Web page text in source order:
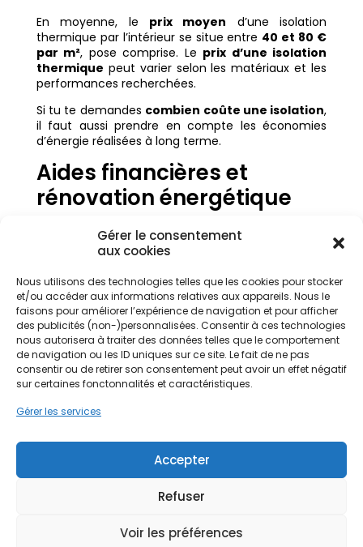
Gérer le consentement
aux cookies
Nous utilisons des technologies telles que les cookies pour stocker
et/ou accéder aux informations relatives aux appareils. Nous le
faisons pour améliorer l’expérience de navigation et pour afficher
des publicités (non-)personnalisées. Consentir à ces technologies
nous autorisera à traiter des données telles que le comportement
de navigation ou les ID uniques sur ce site. Le fait de ne pas
consentir ou de retirer son consentement peut avoir un effet négatif
sur certaines fonctonnalités et caractéristiques.
Gérer les services
Accepter
Refuser
Voir les préférences
En moyenne, le prix moyen d’une isolation
thermique par l’intérieur se situe entre 40 et 80 €
par m², pose comprise. Le prix d’une isolation
thermique peut varier selon les matériaux et les
performances recherchées.
Si tu te demandes combien coûte une isolation,
il faut aussi prendre en compte les économies
d’énergie réalisées à long terme.
Aides financières et
rénovation énergétique
Bonne nouvelle : il est possible de
aides financièrespour les travaux d’isolation
thermique. Dans le cadre de la rénovation
réduire le prix de l’isolation :
aides financières nationales,
primes énergie,
dispositifs liés à la performance thermique.
conditions de ressources et de performance. Les
par des professionnels qualifiés pour être éligibles.
Une solution efficace pour
améliorer le confort
thermique